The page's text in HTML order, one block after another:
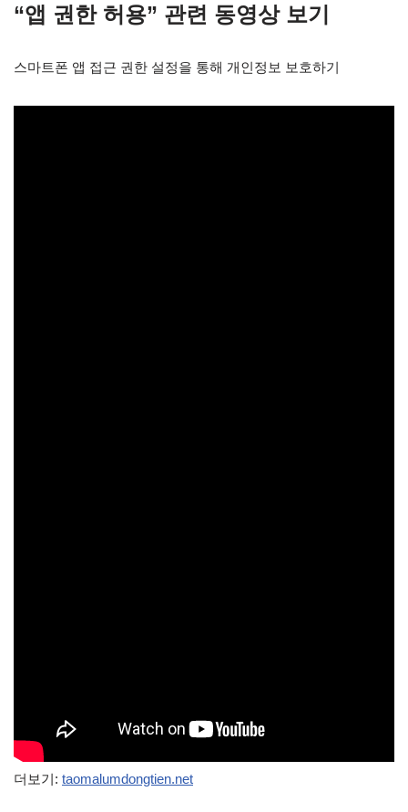
“앱 권한 허용” 관련 동영상 보기
스마트폰 앱 접근 권한 설정을 통해 개인정보 보호하기
더보기: taomalumdongtien.net